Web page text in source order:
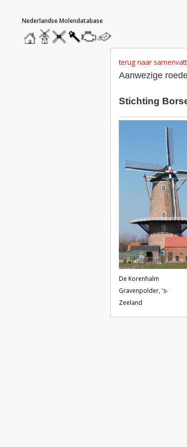
hoofdmenu
homemolendatabase
roedendatabase
assendatabase
motorendatabase
stuur
een
terug naar
Aanwezige
Stichting
De Korenhalm
Gravenpolder, 's-
Zeeland